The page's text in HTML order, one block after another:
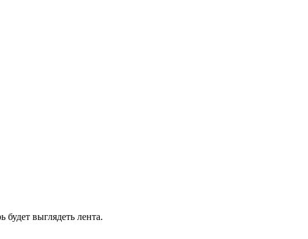
выглядеть лента.